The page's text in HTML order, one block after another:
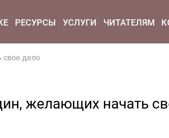
РЕСУРСЫ УСЛУГИ ЧИТАТЕЛЯМ
дело
желающих начать